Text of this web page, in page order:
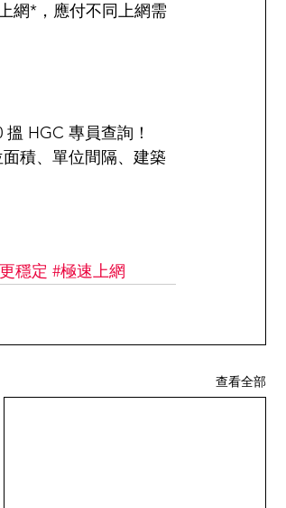
網*，應付不同上網需
搵 HGC 專員查詢！
積、單位間隔、建築
穩定 #極速上網
查看全部